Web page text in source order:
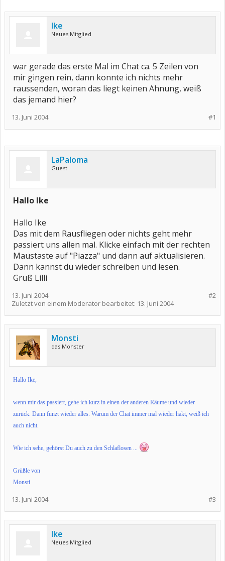
Ike
Neues Mitglied
war gerade das erste Mal im Chat ca. 5 Zeilen von
mir gingen rein, dann konnte ich nichts mehr
raussenden, woran das liegt keinen Ahnung, weiß
das jemand hier?
#1
13. Juni 2004
LaPaloma
Guest
Hallo Ike
Hallo Ike
Das mit dem Rausfliegen oder nichts geht mehr
passiert uns allen mal. Klicke einfach mit der rechten
Maustaste auf "Piazza" und dann auf aktualisieren.
Dann kannst du wieder schreiben und lesen.
Gruß Lilli
#2
13. Juni 2004
Zuletzt von einem Moderator bearbeitet: 13. Juni 2004
Monsti
das Monster
Hallo Ike,
wenn mir das passiert, gehe ich kurz in einen der anderen Räume und wieder
zurück. Dann funzt wieder alles. Warum der Chat immer mal wieder hakt, weiß ich
auch nicht.
Wie ich sehe, gehörst Du auch zu den Schlaflosen ...
Grüßle von
Monsti
#3
13. Juni 2004
Ike
Neues Mitglied